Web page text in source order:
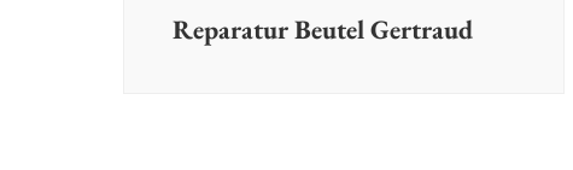
Reparatur Beutel Gertraud